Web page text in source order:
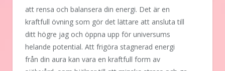
att rensa och balansera din energi. Det är en
kraftfull övning som gör det lättare att ansluta till
ditt högre jag och öppna upp för universums
helande potential. Att frigöra stagnerad energi
från din aura kan vara en kraftfull form av